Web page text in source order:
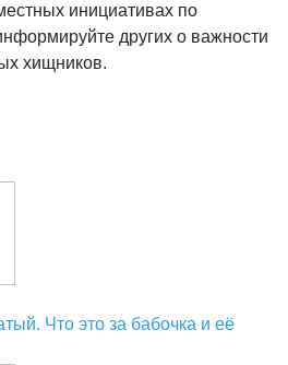
инициативах по
других о важности
хищников.
Что это за бабочка и её